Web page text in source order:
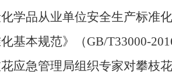
学品从业单位安全生产标准
基本规范》（GB/T33000-201
应急管理局组织专家对攀枝